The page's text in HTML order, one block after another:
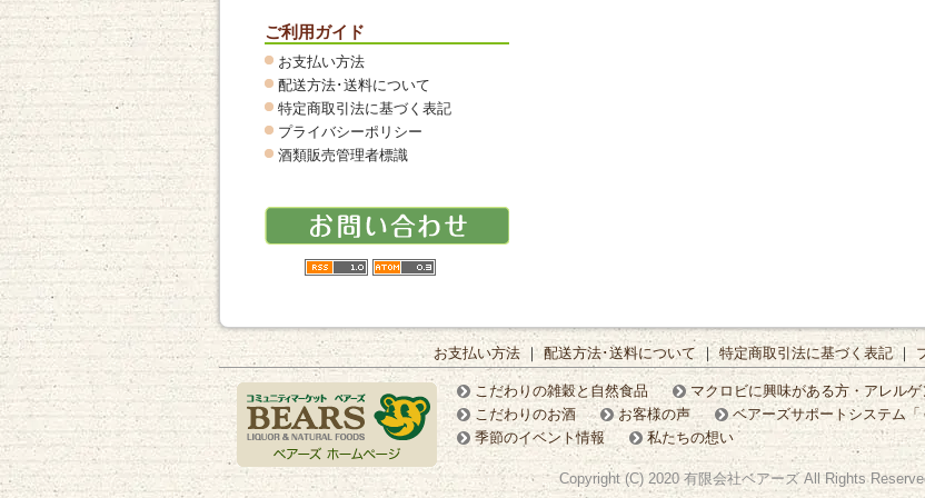
ご利用ガイド
お支払い方法
配送方法･送料について
特定商取引法に基づく表記
プライバシーポリシー
酒類販売管理者標識
お支払い方法｜配送方法･送料について ｜特定商取引法に基づく表記｜
こだわりの雑穀と自然食品
マクロビに興味がある方・アレル
こだわりのお酒
お客様の声 ベアーズサポートシステム「
季節のイベント情報
私たちの想い
Copyright (C) 2020 有限会社ベアーズ All Rights